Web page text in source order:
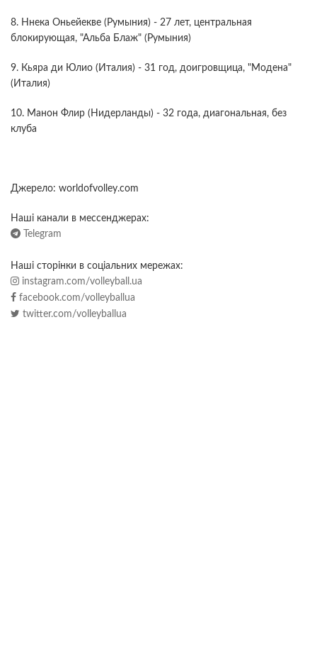
8. Ннека Оньейекве (Румыния) - 27 лет, центральная
блокирующая, "Альба Блаж" (Румыния)
9. Кьяра ди Юлио (Италия) - 31 год, доигровщица, "Модена"
(Италия)
10. Манон Флир (Нидерланды) - 32 года, диагональная, без
клуба
Джерело: worldofvolley.com
Наші канали в мессенджерах:
Telegram
Наші сторінки в соціальних мережах:
instagram.com/volleyball.ua
facebook.com/volleyballua
twitter.com/volleyballua